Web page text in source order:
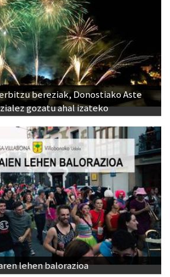
bereziak, Donostiako Aste
gozatu ahal izateko
lehen balorazioa